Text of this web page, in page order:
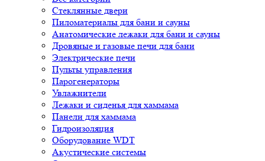
Стеклянные двери
Пиломатериалы для бани и сауны
Анатомические лежаки для бани и сауны
Дровяные и газовые печи для бани
Электрические печи
Пульты управления
Парогенераторы
Увлажнители
Лежаки и сиденья для хаммама
Панели для хаммама
Гидроизоляция
Оборудование WDT
Акустические системы